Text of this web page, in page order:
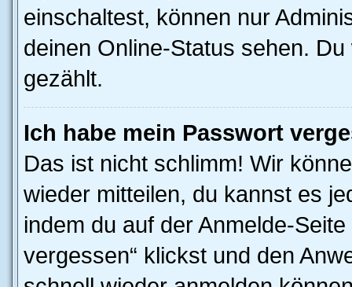
einschaltest, können nur
deinen Online-Status sehen.
gezählt.
Ich habe mein Passwort
Das ist nicht schlimm! Wir
wieder mitteilen, du kannst es
indem du auf der Anmelde-
vergessen“ klickst und den